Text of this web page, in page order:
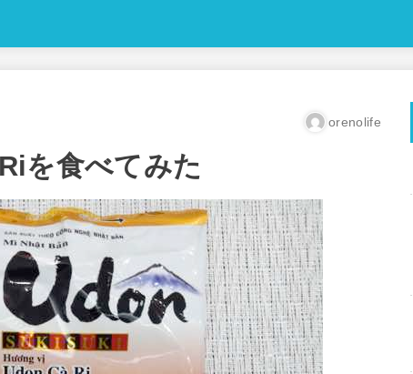
orenolife
を食べてみた